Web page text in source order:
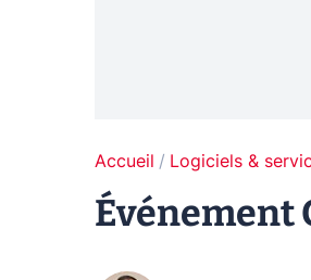
Accueil Logiciels &
Événement